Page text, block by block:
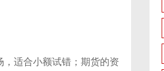
适合小额试错；期货的资